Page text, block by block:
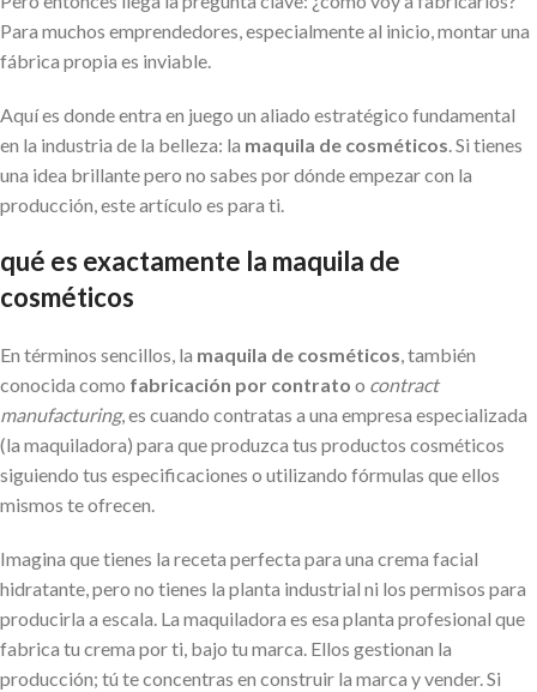
Para muchos emprendedores, especialmente al inicio, montar una
fábrica propia es inviable.
Aquí es donde entra en juego un aliado estratégico fundamental
en la industria de la belleza: la maquila de cosméticos. Si tienes
una idea brillante pero no sabes por dónde empezar con la
producción, este artículo es para ti.
qué es exactamente la maquila de
cosméticos
En términos sencillos, la maquila de cosméticos, también
conocida como fabricación por contrato o contract
manufacturing, es cuando contratas a una empresa especializada
(la maquiladora) para que produzca tus productos cosméticos
siguiendo tus especificaciones o utilizando fórmulas que ellos
mismos te ofrecen.
Imagina que tienes la receta perfecta para una crema facial
hidratante, pero no tienes la planta industrial ni los permisos para
producirla a escala. La maquiladora es esa planta profesional que
fabrica tu crema por ti, bajo tu marca. Ellos gestionan la
producción; tú te concentras en construir la marca y vender. Si